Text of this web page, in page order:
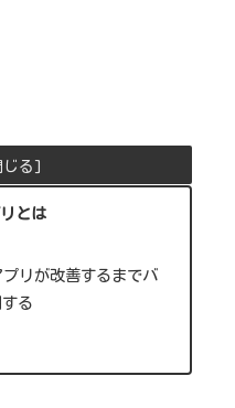
とは
リが改善するまでバ
る